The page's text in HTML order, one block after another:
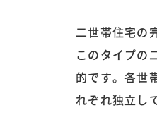
二世帯住宅の
このタイプの
的です。各世
れぞれ独立し